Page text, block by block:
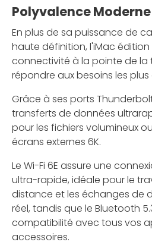
Polyvalence Moderne
En plus de sa puissance de
haute définition, l'iMac
connectivité à la pointe de
répondre aux besoins les plus
Grâce à ses ports
transferts de données
pour les fichiers volumineux
écrans externes 6K.
Le Wi-Fi 6E assure une
ultra-rapide, idéale pour le
distance et les échanges de
réel, tandis que le Bluetooth
compatibilité avec tous vos
accessoires.